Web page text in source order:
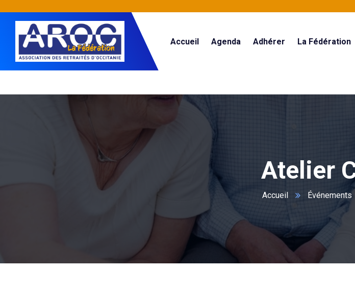
Accueil Agenda Adhérer La Fédération
Atelier
Accueil Événements